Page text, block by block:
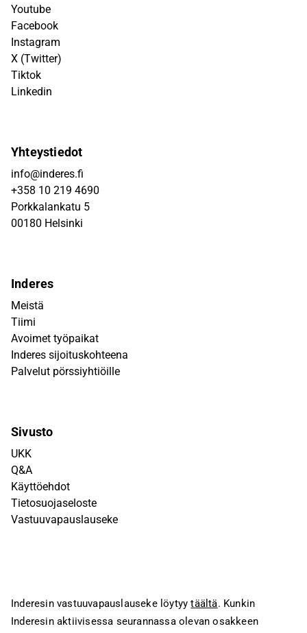
Youtube
Facebook
Instagram
X (Twitter)
Tiktok
Linkedin
Yhteystiedot
info@inderes.fi
+358 10 219 4690
Porkkalankatu 5
00180 Helsinki
Inderes
Meistä
Tiimi
Avoimet työpaikat
Inderes sijoituskohteena
Palvelut pörssiyhtiöille
Sivusto
UKK
Q&A
Käyttöehdot
Tietosuojaseloste
Vastuuvapauslauseke
Inderesin vastuuvapauslauseke löytyytäältä. Kunkin
Inderesin aktiivisessa seurannassa olevan osakkeen